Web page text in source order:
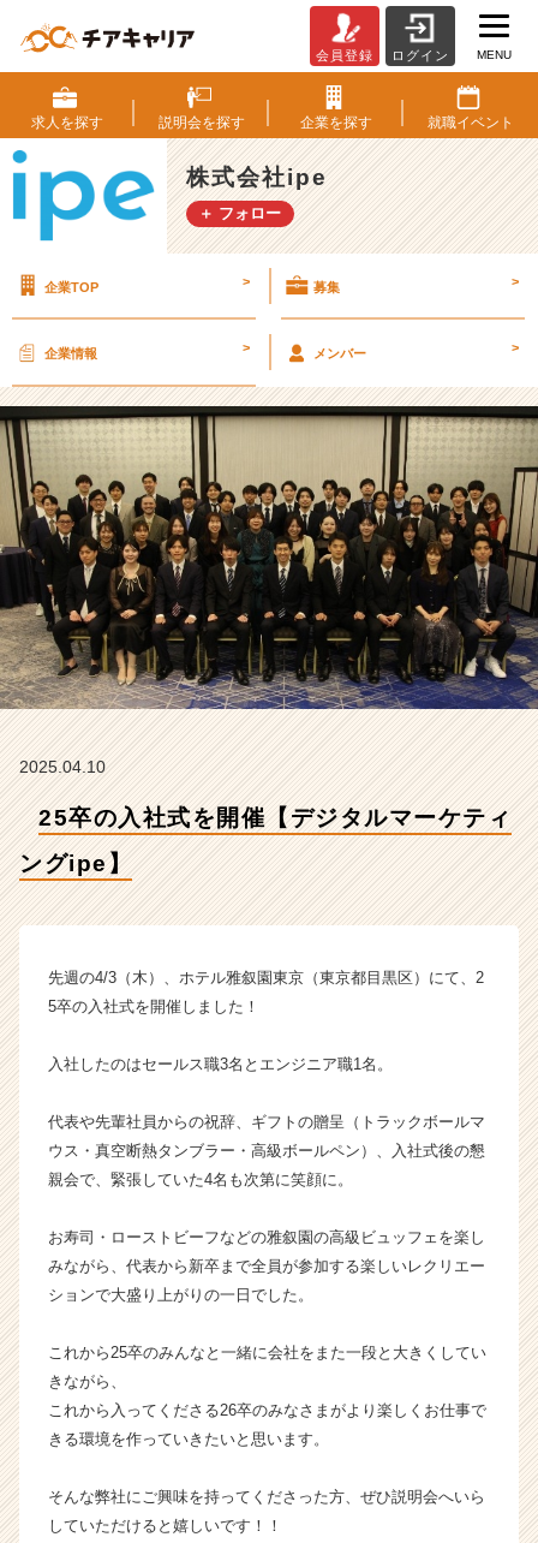
5
卒
の
入
社
式
【デ
ル
マ
ー
ケ
テ
ィ
ン
グ
p
e】
【株
式
e
ム
イ
ン】
ン
ャ
ー・
成
か
ら
カ
ト
届
就
活
会員登録 ログイン MENU
求人を探す 説明会を探す 企業を探す 就職イベント
株式会社ipe
＋ フォロー
企業TOP > 募集 >
企業情報 > メンバー >
2025.04.10
25卒の入社式を開催【デジタルマーケティ
ングipe】
先週の4/3（木）、ホテル雅叙園東京（東京都目黒区）にて、2
5卒の入社式を開催しました！
入社したのはセールス職3名とエンジニア職1名。
代表や先輩社員からの祝辞、ギフトの贈呈（トラックボールマ
ウス・真空断熱タンブラー・高級ボールペン）、入社式後の懇
親会で、緊張していた4名も次第に笑顔に。
お寿司・ローストビーフなどの雅叙園の高級ビュッフェを楽し
みながら、代表から新卒まで全員が参加する楽しいレクリエー
ションで大盛り上がりの一日でした。
これから25卒のみんなと一緒に会社をまた一段と大きくしてい
きながら、
これから入ってくださる26卒のみなさまがより楽しくお仕事で
きる環境を作っていきたいと思います。
そんな弊社にご興味を持ってくださった方、ぜひ説明会へいら
していただけると嬉しいです！！